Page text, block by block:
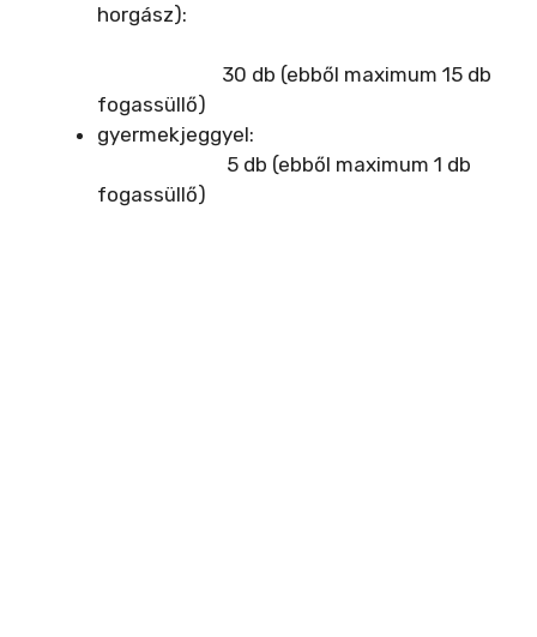
horgász):
30 db (ebből maximum 15 db
fogassüllő)
gyermekjeggyel:
5 db (ebből maximum 1 db
fogassüllő)